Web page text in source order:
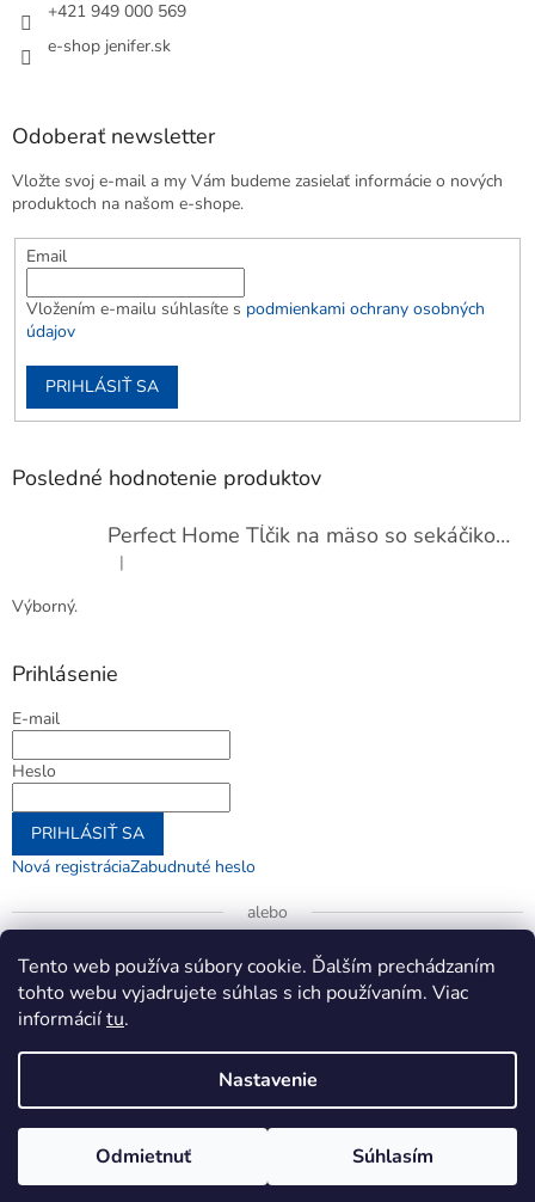
Tento web používa súbory cookie. Ďalším prechádzaním
tohto webu vyjadrujete súhlas s ich používaním. Viac
informáciítu.
Nastavenie
Odmietnuť Súhlasím
+421 949 000 569
e-shop jenifer.sk
Odoberať newsletter
Vložte svoj e-mail a my Vám budeme zasielať informácie o nových
produktoch na našom e-shope.
Email
Vložením e-mailu súhlasíte s podmienkami ochrany osobných
údajov
PRIHLÁSIŤ SA
Posledné hodnotenie produktov
Perfect Home Tĺčik na mäso so sekáčikom, 56893
Hodnotenie produktu je 5 z 5 hviezdičiek.
|
Výborný.
Prihlásenie
E-mail
Heslo
PRIHLÁSIŤ SA
Nová registráciaZabudnuté heslo
alebo
Prihlásiť sa cez Google
. Všetky práva vyhradené.